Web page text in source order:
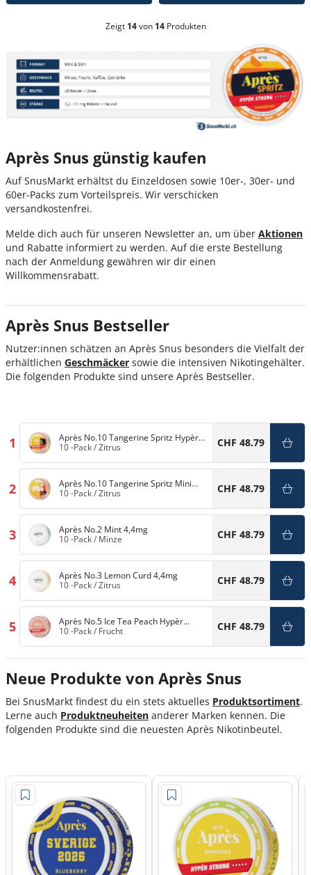
Zeigt 14von 14 Produkten
Après Snus günstig kaufen
Auf SnusMarkt erhältst du Einzeldosen sowie 10er-, 30er- und
60er-Packs zum Vorteilspreis. Wir verschicken
versandkostenfrei.
Melde dich auch für unseren Newsletter an, um über Aktionen
und Rabatte informiert zu werden. Auf die erste Bestellung
nach der Anmeldung gewähren wir dir einen
Willkommensrabatt.
Après Snus Bestseller
Nutzer:innen schätzen an Après Snus besonders die Vielfalt der
erhältlichen Geschmäcker sowie die intensiven Nikotingehälter.
Die folgenden Produkte sind unsere Après Bestseller.
1
Après No.10 Tangerine Spritz Hypèr
Strong 11mg
10 -Pack/Zitrus CHF 48.79
2
Après No.10 Tangerine Spritz Mini
3,2mg10 -Pack/Zitrus CHF 48.79
3
Après No.2 Mint 4,4mg
10 -Pack/ Minze CHF 48.79
4
Après No.3 Lemon Curd 4,4mg
10 -Pack/Zitrus CHF 48.79
5
Après No.5 Ice Tea Peach Hypèr
Strong 11mg
10 -Pack/ Frucht CHF 48.79
Neue Produkte von Après Snus
Bei SnusMarkt findest du ein stets aktuelles Produktsortiment.
Lerne auch Produktneuheiten anderer Marken kennen. Die
folgenden Produkte sind die neuesten Après Nikotinbeutel.